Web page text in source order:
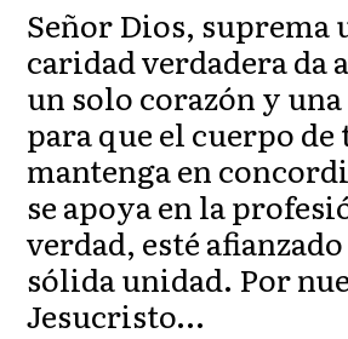
Señor Dios, suprema
caridad verdadera da
un solo corazón y
para que el cuerpo de
mantenga en
se apoya en la
verdad, esté
sólida unidad. Por
Jesucristo…